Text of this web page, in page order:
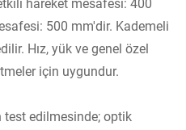
hareket mesafesi: 400
500 mm'dir. Kademeli
Hız, yük ve genel özel
için uygundur.
test edilmesinde; optik